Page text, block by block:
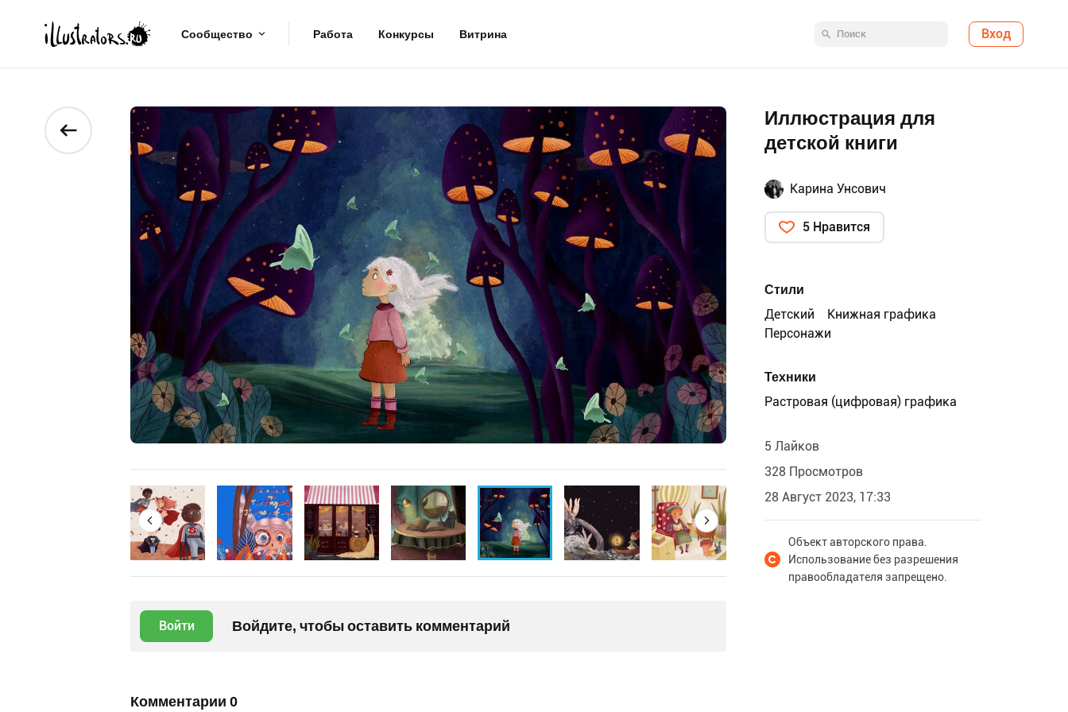
Сообщество Работа Конкурсы Витрина Вход
Войти Войдите, чтобы оставить комментарий
Комментарии 0
Иллюстрация для
детской книги
Карина Унсович
5 Нравится
Стили
Детский
Книжная графика
Персонажи
Техники
Растровая (цифровая) графика
5 Лайков
328 Просмотров
28 Август 2023, 17:33
Объект авторского права.
Использование без разрешения
правообладателя запрещено.